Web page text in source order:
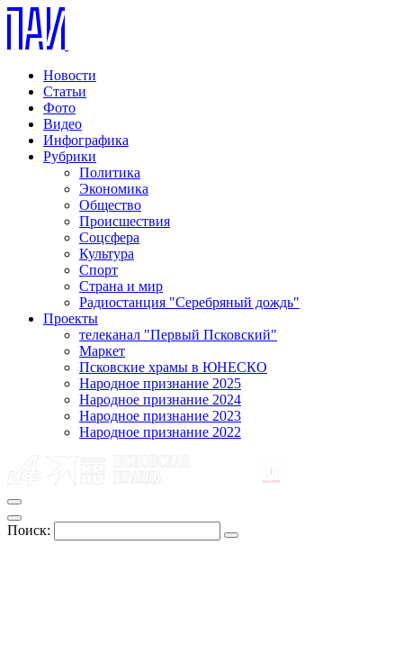
Новости
Статьи
Фото
Видео
Инфографика
Рубрики
Политика
Экономика
Общество
Происшествия
Соцсфера
Культура
Спорт
Страна и мир
Радиостанция "Серебряный дождь"
Проекты
телеканал "Первый Псковский"
Маркет
Псковские храмы в ЮНЕСКО
Народное признание 2025
Народное признание 2024
Народное признание 2023
Народное признание 2022
Поиск: